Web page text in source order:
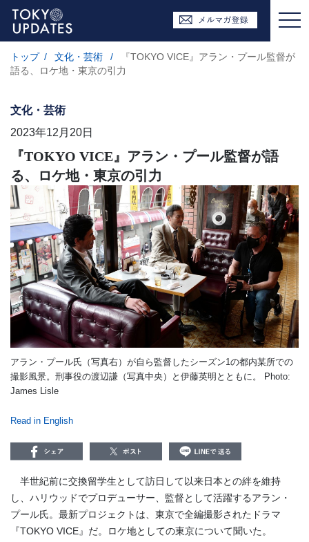
トップ / 文化・芸術 /
『TOKYO VICE』アラン・プール監督が
語る、ロケ地・東京の引力
文化・芸術
2023年12月20日
『TOKYO VICE』アラン・プール監督が語
る、ロケ地・東京の引力
アラン・プール氏（写真右）が自ら監督したシーズン1の都内某所での
撮影風景。刑事役の渡辺謙（写真中央）と伊藤英明とともに。 Photo:
James Lisle
Read in English
半世紀前に交換留学生として訪日して以来日本との絆を維持
し、ハリウッドでプロデューサー、監督として活躍するアラン・
プール氏。最新プロジェクトは、東京で全編撮影されたドラマ
『TOKYO VICE』だ。ロケ地としての東京について聞いた。